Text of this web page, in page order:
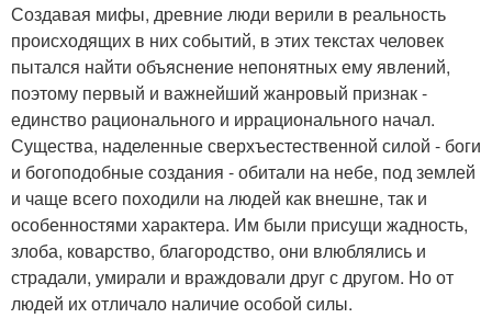
Создавая мифы, древние люди верили в реальность
происходящих в них событий, в этих текстах человек
пытался найти объяснение непонятных ему явлений,
поэтому первый и важнейший жанровый признак -
единство рационального и иррационального начал.
Существа, наделенные сверхъестественной силой - боги
и богоподобные создания - обитали на небе, под землей
и чаще всего походили на людей как внешне, так и
особенностями характера. Им были присущи жадность,
злоба, коварство, благородство, они влюблялись и
страдали, умирали и враждовали друг с другом. Но от
людей их отличало наличие особой силы.